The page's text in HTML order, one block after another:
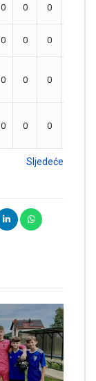
0 0 0
0 0 0
0 0 0
0 0 0
Sljedeće